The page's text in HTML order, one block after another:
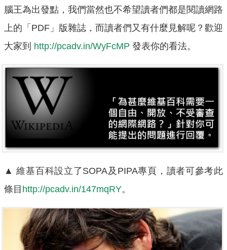
腦王為出發點，我們當然也不希望讀者們都是閱讀網路
上的「PDF」版雜誌，而讀者們又有什麼見解呢？歡迎
大家到 http://pcadv.in/WyFcMP 發表你的看法。
▲維基百科設立了SOPA及PIPA專頁，讀者可參考此
條目 http://pcadv.in/147mqRY。